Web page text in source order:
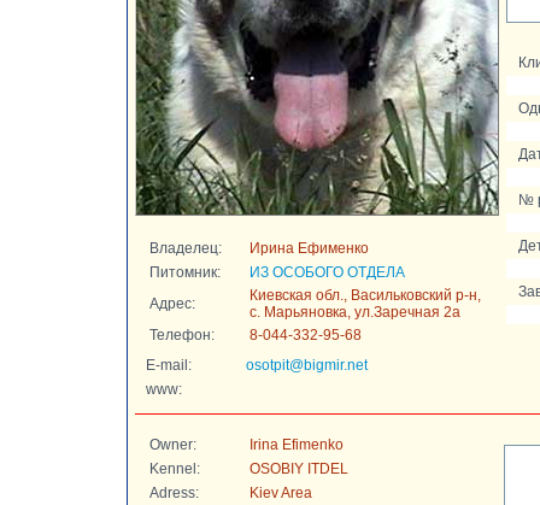
Владелец:
Ирина Ефименко
Питомник:
ИЗ ОСОБОГО ОТДЕЛА
Адрес:
Киевская обл., Васильковский р-н,
с. Марьяновка, ул.Заречная 2а
Телефон:
8-044-332-95-68
№
E-mail:
osotpit@bigmir.net
www:
Owner:
Irina Efimenko
Kennel:
OSOBIY ITDEL
Adress:
Kiev Area